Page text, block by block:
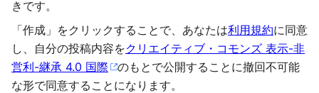
きです。
「作成」をクリックすることで、あなたは利用規約に同意
し、自分の投稿内容をクリエイティブ・コモンズ 表示-非
営利-継承 4.0 国際
のもとで公開することに撤回不可能
な形で同意することになります。